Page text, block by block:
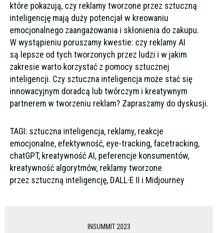
które pokazują, czy reklamy tworzone przez sztuczną
inteligencję mają duży potencjał w kreowaniu
emocjonalnego zaangażowania i skłonienia do zakupu.
W wystąpieniu poruszamy kwestie: czy reklamy AI
są lepsze od tych tworzonych przez ludzi i w jakim
zakresie warto korzystać z pomocy sztucznej
inteligencji. Czy sztuczna inteligencja może stać się
innowacyjnym doradcą lub twórczym i kreatywnym
partnerem w tworzeniu reklam? Zapraszamy do dyskusji.
TAGI: sztuczna inteligencja, reklamy, reakcje
emocjonalne, efektywność, eye-tracking, facetracking,
chatGPT, kreatywność AI, peferencje konsumentów,
kreatywność algorytmów, reklamy tworzone
przez sztuczną inteligencję, DALL·E II i Midjourney
INSUMMIT 2023